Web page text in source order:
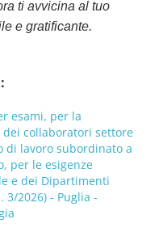
ti avvicina al tuo
e gratificante.
esami, per la
collaboratori settore
di lavoro subordinato a
per le esigenze
e dei Dipartimenti
3/2026) - Puglia -